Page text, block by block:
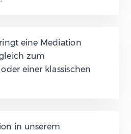
eine Mediation
zum
einer klassischen
in unserem